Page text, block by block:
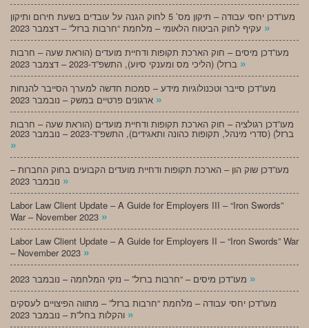
מעו”דכן יחסי עבודה – תיקון מס’ 5 לחוק הגנה על עובדים בשעת חירום ותיקון
»
מעו”דכן מיסים – חוק הארכת תקופות ודחיית מועדים (הוראת שעה – חרבות
»
מעו”דכן סייבר וטכנולוגיות מידע – סמכות חדשה למערך הסייבר להנחות
»
מעו”דכן רגולציה – חוק הארכת תקופות ודחיית מועדים (הוראת שעה – חרבות
ברזל) (סדרי מינהל, תקופות כהונה ותאגידים), התשפ”ד-2023 – נובמבר 2023
»
מעו”דכן שוק הון – הארכת תקופות ודחיית מועדים הקבועים בחוק החברות –
»
Labor Law Client Update – A Guide for Employers III – “Iron Swords”
War – November 2023 »
Labor Law Client Update – A Guide for Employers II – “Iron Swords” War
– November 2023 »
»
מעו”דכן יחסי עבודה – מלחמת “חרבות ברזל” – מתווה הפיצויים לעסקים
»